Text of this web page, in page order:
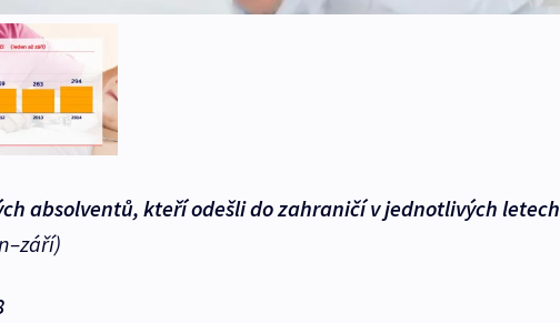
absolventů, kteří odešli do zahraničí v jednotlivých letech